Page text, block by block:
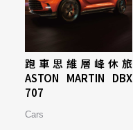
跑車思維層峰休旅
ASTON MARTIN DBX
707
Cars